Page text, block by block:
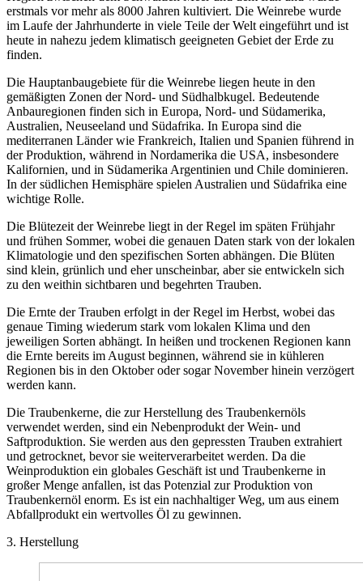
erstmals vor mehr als 8000 Jahren kultiviert. Die Weinrebe wurde
im Laufe der Jahrhunderte in viele Teile der Welt eingeführt und ist
heute in nahezu jedem klimatisch geeigneten Gebiet der Erde zu
finden.
Die Hauptanbaugebiete für die Weinrebe liegen heute in den
gemäßigten Zonen der Nord- und Südhalbkugel. Bedeutende
Anbauregionen finden sich in Europa, Nord- und Südamerika,
Australien, Neuseeland und Südafrika. In Europa sind die
mediterranen Länder wie Frankreich, Italien und Spanien führend in
der Produktion, während in Nordamerika die USA, insbesondere
Kalifornien, und in Südamerika Argentinien und Chile dominieren.
In der südlichen Hemisphäre spielen Australien und Südafrika eine
wichtige Rolle.
Die Blütezeit der Weinrebe liegt in der Regel im späten Frühjahr
und frühen Sommer, wobei die genauen Daten stark von der lokalen
Klimatologie und den spezifischen Sorten abhängen. Die Blüten
sind klein, grünlich und eher unscheinbar, aber sie entwickeln sich
zu den weithin sichtbaren und begehrten Trauben.
Die Ernte der Trauben erfolgt in der Regel im Herbst, wobei das
genaue Timing wiederum stark vom lokalen Klima und den
jeweiligen Sorten abhängt. In heißen und trockenen Regionen kann
die Ernte bereits im August beginnen, während sie in kühleren
Regionen bis in den Oktober oder sogar November hinein verzögert
werden kann.
Die Traubenkerne, die zur Herstellung des Traubenkernöls
verwendet werden, sind ein Nebenprodukt der Wein- und
Saftproduktion. Sie werden aus den gepressten Trauben extrahiert
und getrocknet, bevor sie weiterverarbeitet werden. Da die
Weinproduktion ein globales Geschäft ist und Traubenkerne in
großer Menge anfallen, ist das Potenzial zur Produktion von
Traubenkernöl enorm. Es ist ein nachhaltiger Weg, um aus einem
Abfallprodukt ein wertvolles Öl zu gewinnen.
3. Herstellung